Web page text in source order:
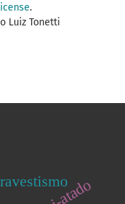
.
Luiz Tonetti